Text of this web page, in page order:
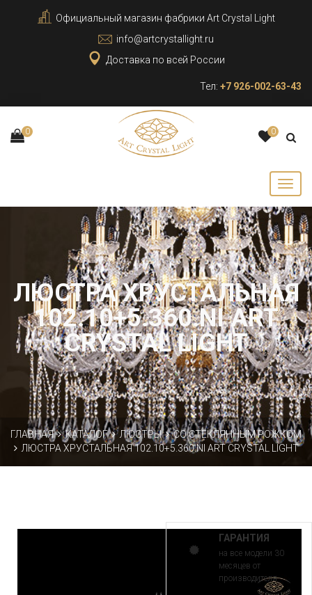
Официальный магазин фабрики Art Crystal Light
info@artcrystallight.ru
Доставка по всей России
Тел: +7 926-002-63-43
0 0
ЛЮСТРА ХРУСТАЛЬНАЯ
102.10+5.360.NI ART
CRYSTAL LIGHT
ГЛАВНАЯ КАТАЛОГ ЛЮСТРЫ
СО СТЕКЛЯННЫМ РОЖКОМ
ЛЮСТРА ХРУСТАЛЬНАЯ 102.10+5.360.NI ART CRYSTAL LIGHT
ГАРАНТИЯ
на все модели 30
месяцев от
производителя